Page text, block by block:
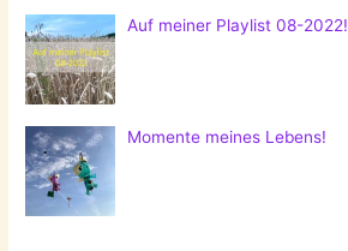
Auf meiner Playlist 08-2022!
Momente meines Lebens!